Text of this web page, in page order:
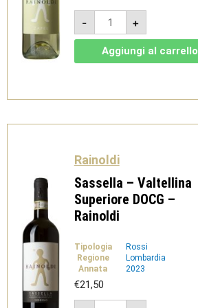
-
Zapel
Rainoldi
quantità
+
Aggiungi al carrello
Rainoldi
Sassella – Valtellina
Superiore DOCG –
Rainoldi
Tipologia
Rossi
Regione
Lombardia
Annata
2023
€21,50
Sassella